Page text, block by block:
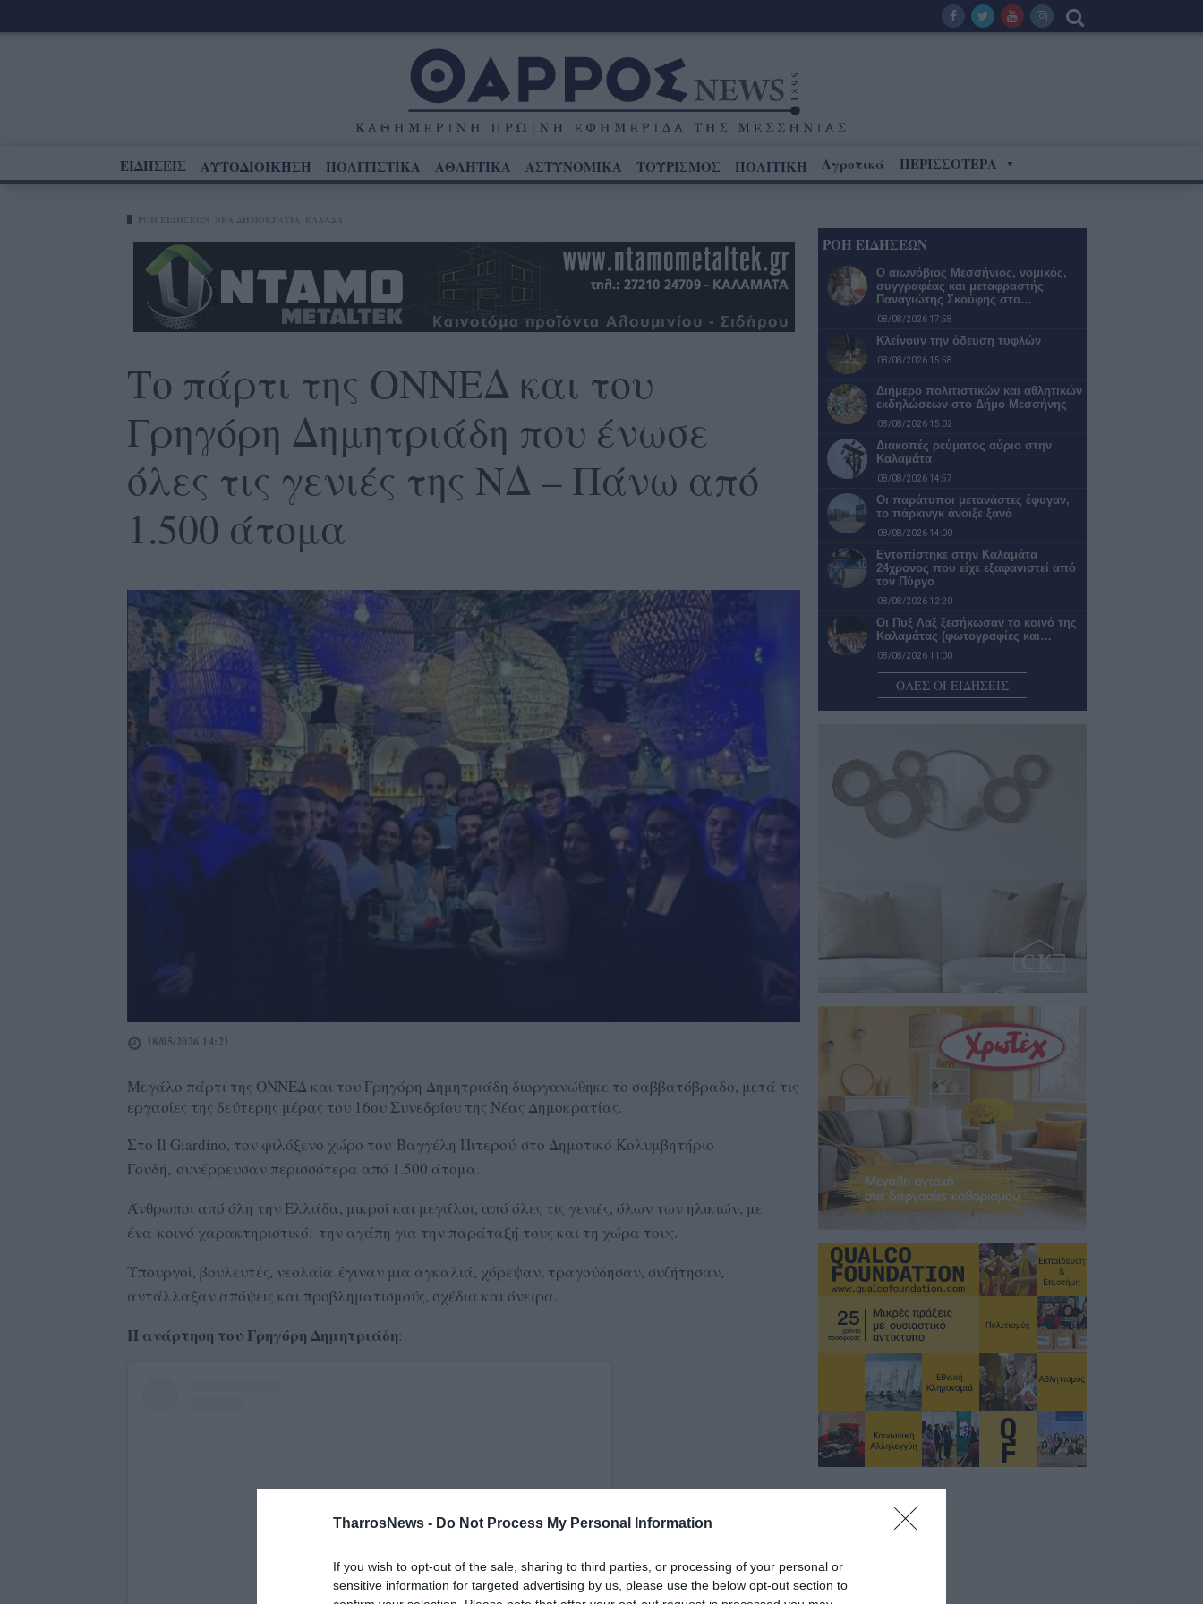
TharrosNews - Do Not Process My Personal Information
If you wish to opt-out of the sale, sharing to third parties, or processing of your personal or
sensitive information for targeted advertising by us, please use the below opt-out section to
ΕΙΔΗΣΕΙΣ ΑΥΤΟΔΙΟΙΚΗΣΗ ΠΟΛΙΤΙΣΤΙΚΑ ΑΘΛΗΤΙΚΑ ΑΣΤΥΝΟΜΙΚΑ ΤΟΥΡΙΣΜΟΣ ΠΟΛΙΤΙΚΗ Αγροτικά ΠΕΡΙΣΣΟΤΕΡΑ
Το πάρτι της ΟΝΝΕΔ και του
Γρηγόρη Δημητριάδη που ένωσε
όλες τις γενιές της ΝΔ – Πάνω από
1.500 άτομα
18/05/2026 14:21
Μεγάλο πάρτι της ΟΝΝΕΔ και του Γρηγόρη Δημητριάδη διοργανώθηκε το σαββατόβραδο, μετά τις
εργασίες της δεύτερης μέρας του 16ου Συνεδρίου της Νέας Δημοκρατίας.
Στο Il Giardino, τον φιλόξενο χώρο του Βαγγέλη Πιτερού στο Δημοτικό Κολυμβητήριο
Γουδή, συνέρρευσαν περισσότερα από 1.500 άτομα.
Άνθρωποι από όλη την Ελλάδα, μικροί και μεγάλοι, από όλες τις γενιές, όλων των ηλικιών, με
ένα κοινό χαρακτηριστικό: την αγάπη για την παράταξή τους και τη χώρα τους.
Υπουργοί, βουλευτές, νεολαία έγιναν μια αγκαλιά, χόρεψαν, τραγούδησαν, συζήτησαν,
αντάλλαξαν απόψεις και προβληματισμούς, σχέδια και όνειρα.
Η ανάρτηση του Γρηγόρη Δημητριάδη:
ΡΟΗ ΕΙΔΗΣΕΩΝ
Ο αιωνόβιος Μεσσήνιος, νομικός,
συγγραφέας και μεταφραστής
Παναγιώτης Σκούφης στο…
08/08/2026 17:58
Κλείνουν την όδευση τυφλών
08/08/2026 15:58
Διήμερο πολιτιστικών και αθλητικών
εκδηλώσεων στο Δήμο Μεσσήνης
08/08/2026 15:02
Διακοπές ρεύματος αύριο στην
Καλαμάτα
08/08/2026 14:57
Οι παράτυποι μετανάστες έφυγαν,
το πάρκινγκ άνοιξε ξανά
08/08/2026 14:00
Εντοπίστηκε στην Καλαμάτα
24χρονος που είχε εξαφανιστεί από
τον Πύργο
08/08/2026 12:20
Οι Πυξ Λαξ ξεσήκωσαν το κοινό της
Καλαμάτας (φωτογραφίες και…
08/08/2026 11:00
5G παντού, 6G στον ορίζοντα: Πού
βρίσκεται η Ελλάδα στην…
08/08/2026 10:54
Χρίστος Χαλικιάς συμμετέχει στην…
08/08/2026 10:40
ΟΛΕΣ ΟΙ ΕΙΔΗΣΕΙΣ